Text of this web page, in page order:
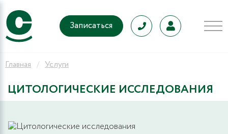
Записаться
Главная Услуги
ЦИТОЛОГИЧЕСКИЕ ИССЛЕДОВАНИЯ